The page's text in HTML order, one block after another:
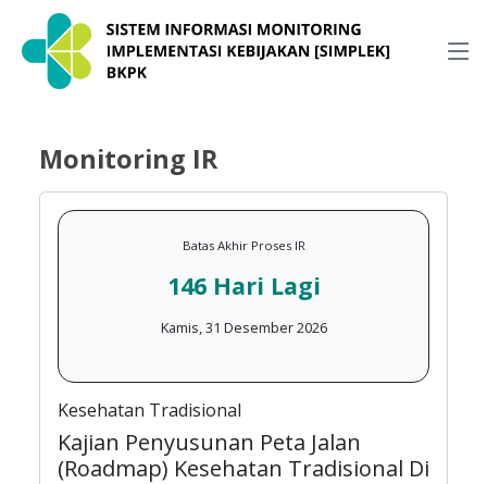
Monitoring IR
Batas Akhir Proses IR
146 Hari Lagi
Kamis, 31 Desember 2026
Kesehatan Tradisional
Kajian Penyusunan Peta Jalan
(Roadmap) Kesehatan Tradisional Di